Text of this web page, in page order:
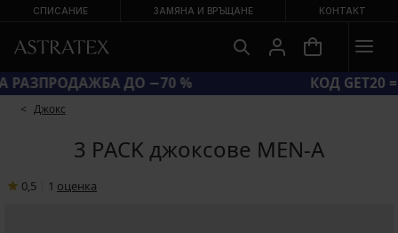
СПИСАНИЕ ЗАМЯНА И ВРЪЩАНЕ КОНТАКТ
ГОЛЯМА ЛЯТНА РАЗПРОДАЖБА ДО −70 %
Джокс
3 PACK джоксове MEN-A
0,5 1 oценка